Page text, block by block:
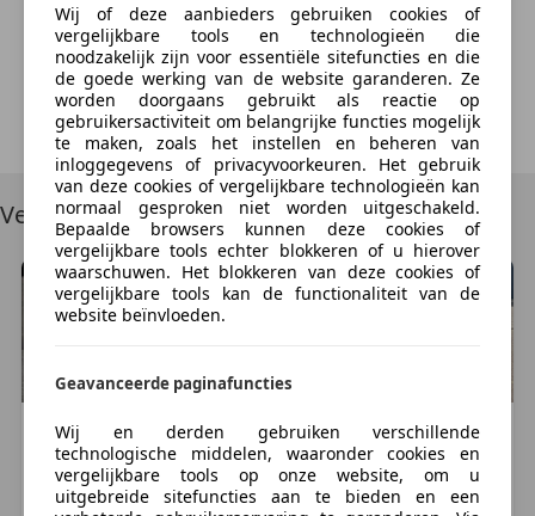
kunnen verifiëren dat het voertuig de EU heeft
verlaten, zullen wij uw borg zo spoedig mogelijk
terugbetalen.
Let op: Vanaf 1 januari 2026 is het in Nederland niet
meer toegestaan om een betaling van € 3000,- of
meer contant af te rekenen - betalingen vanaf dit
bedrag moeten digitaal (pin/bank) gebeuren!
Neem voor meer informatie contact op met ons
verkoopteam! Bij voorkeur via een Whatsapp-bericht
zo veel als mogelijk te reageren, maar door drukte
kan dat soms niet direct. Op vragen als
beschikbaarheid of onzinnige biedingen wordt niet
gereageerd. Volg ook ons Whatsapp kanaal en mis
geen nieuwe updates:
We're sorry, but something unexpected happened.
Please try again or refresh the page.
Try Again
Vergelijkbare voertuigen
Mazda CX-5
€ 6.999
176.394 km, 01/2015
Mitsubishi ASX
€ 5.999
184.453 km, 07/2011
Wij of deze aanbieders gebruiken cookies of
vergelijkbare tools en technologieën die
noodzakelijk zijn voor essentiële sitefuncties en die
de goede werking van de website garanderen. Ze
worden doorgaans gebruikt als reactie op
gebruikersactiviteit om belangrijke functies mogelijk
te maken, zoals het instellen en beheren van
inloggegevens of privacyvoorkeuren. Het gebruik
van deze cookies of vergelijkbare technologieën kan
normaal gesproken niet worden uitgeschakeld.
Bepaalde browsers kunnen deze cookies of
vergelijkbare tools echter blokkeren of u hierover
waarschuwen. Het blokkeren van deze cookies of
vergelijkbare tools kan de functionaliteit van de
website beïnvloeden.
Geavanceerde paginafuncties
Wij en derden gebruiken verschillende
technologische middelen, waaronder cookies en
vergelijkbare tools op onze website, om u
uitgebreide sitefuncties aan te bieden en een